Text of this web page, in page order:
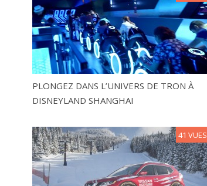
PLONGEZ DANS L’UNIVERS DE TRON À
DISNEYLAND SHANGHAI
41 VUES